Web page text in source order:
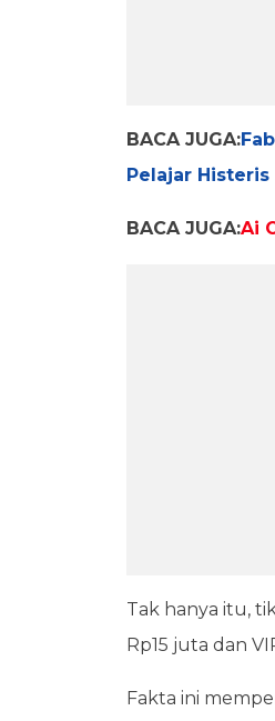
BACA JUGA:
Pelajar
BACA JUGA:Ai
Tak hanya itu,
Rp15 juta dan
Fakta ini